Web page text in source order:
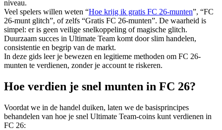
niveau.
Veel spelers willen weten “Hoe krijg ik gratis FC 26-munten”, “FC
26-munt glitch”, of zelfs “Gratis FC 26-munten”. De waarheid is
simpel: er is geen veilige snelkoppeling of magische glitch.
Duurzaam succes in Ultimate Team komt door slim handelen,
consistentie en begrip van de markt.
In deze gids leer je bewezen en legitieme methoden om FC 26-
munten te verdienen, zonder je account te riskeren.
Hoe verdien je snel munten in FC 26?
Voordat we in de handel duiken, laten we de basisprincipes
behandelen van hoe je snel Ultimate Team-coins kunt verdienen in
FC 26: